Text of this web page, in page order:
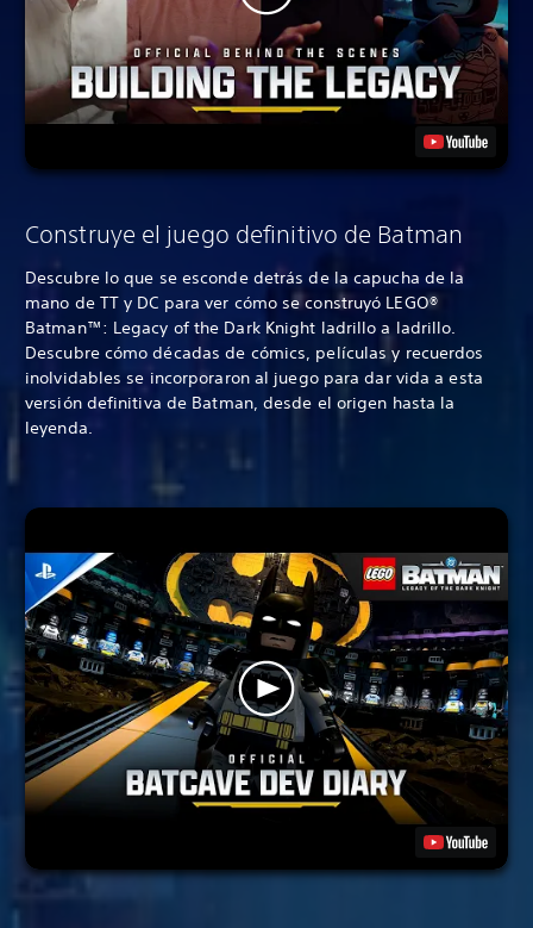
Construye el juego definitivo de Batman
Descubre lo que se esconde detrás de la capucha de la
mano de TT y DC para ver cómo se construyó LEGO®
Batman™: Legacy of the Dark Knight ladrillo a ladrillo.
Descubre cómo décadas de cómics, películas y recuerdos
inolvidables se incorporaron al juego para dar vida a esta
versión definitiva de Batman, desde el origen hasta la
leyenda.